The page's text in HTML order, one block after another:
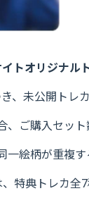
トオリジナルト
、未公開トレ
ご購入セット
絵柄が重複す
特典トレカ全